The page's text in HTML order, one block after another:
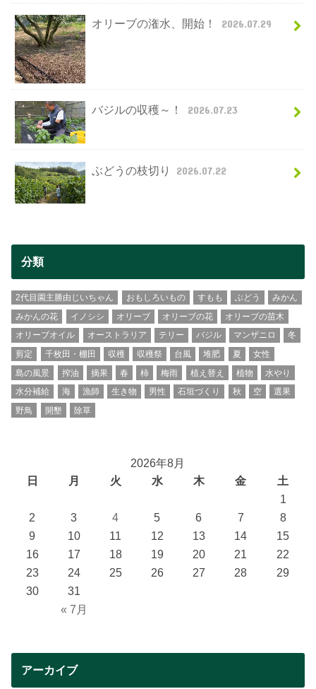
オリーブの潅水、開始！ 2026.07.29
バジルの収穫～！ 2026.07.23
ぶどうの枝切り 2026.07.22
分類
2代目園主勝由じいちゃん おもしろいもの すもも ぶどう
みかん
みかんの花
イノシシ オリーブ オリーブの花
オリーブの苗木
オリーブオイル
オーストラリア テリー バジル マンザニロ
冬
剪定
千枚田・棚田 収穫 収穫祭 台風 堆肥 夏
女性
島の風景
搾油 摘果 春 柿 梅雨 植え替え 植物
水やり
水分補給
海 漁師 生き物 男性 石垣づくり 秋 空
選果
野鳥
開墾 除草
2026年8月
日
月 火 水 木 金 土
« 7月
1
2
3 4 5 6 7
8
9
10 11 12 13 14
15
16
17 18 19 20 21
22
23
24 25 26 27 28
29
30
31
アーカイブ